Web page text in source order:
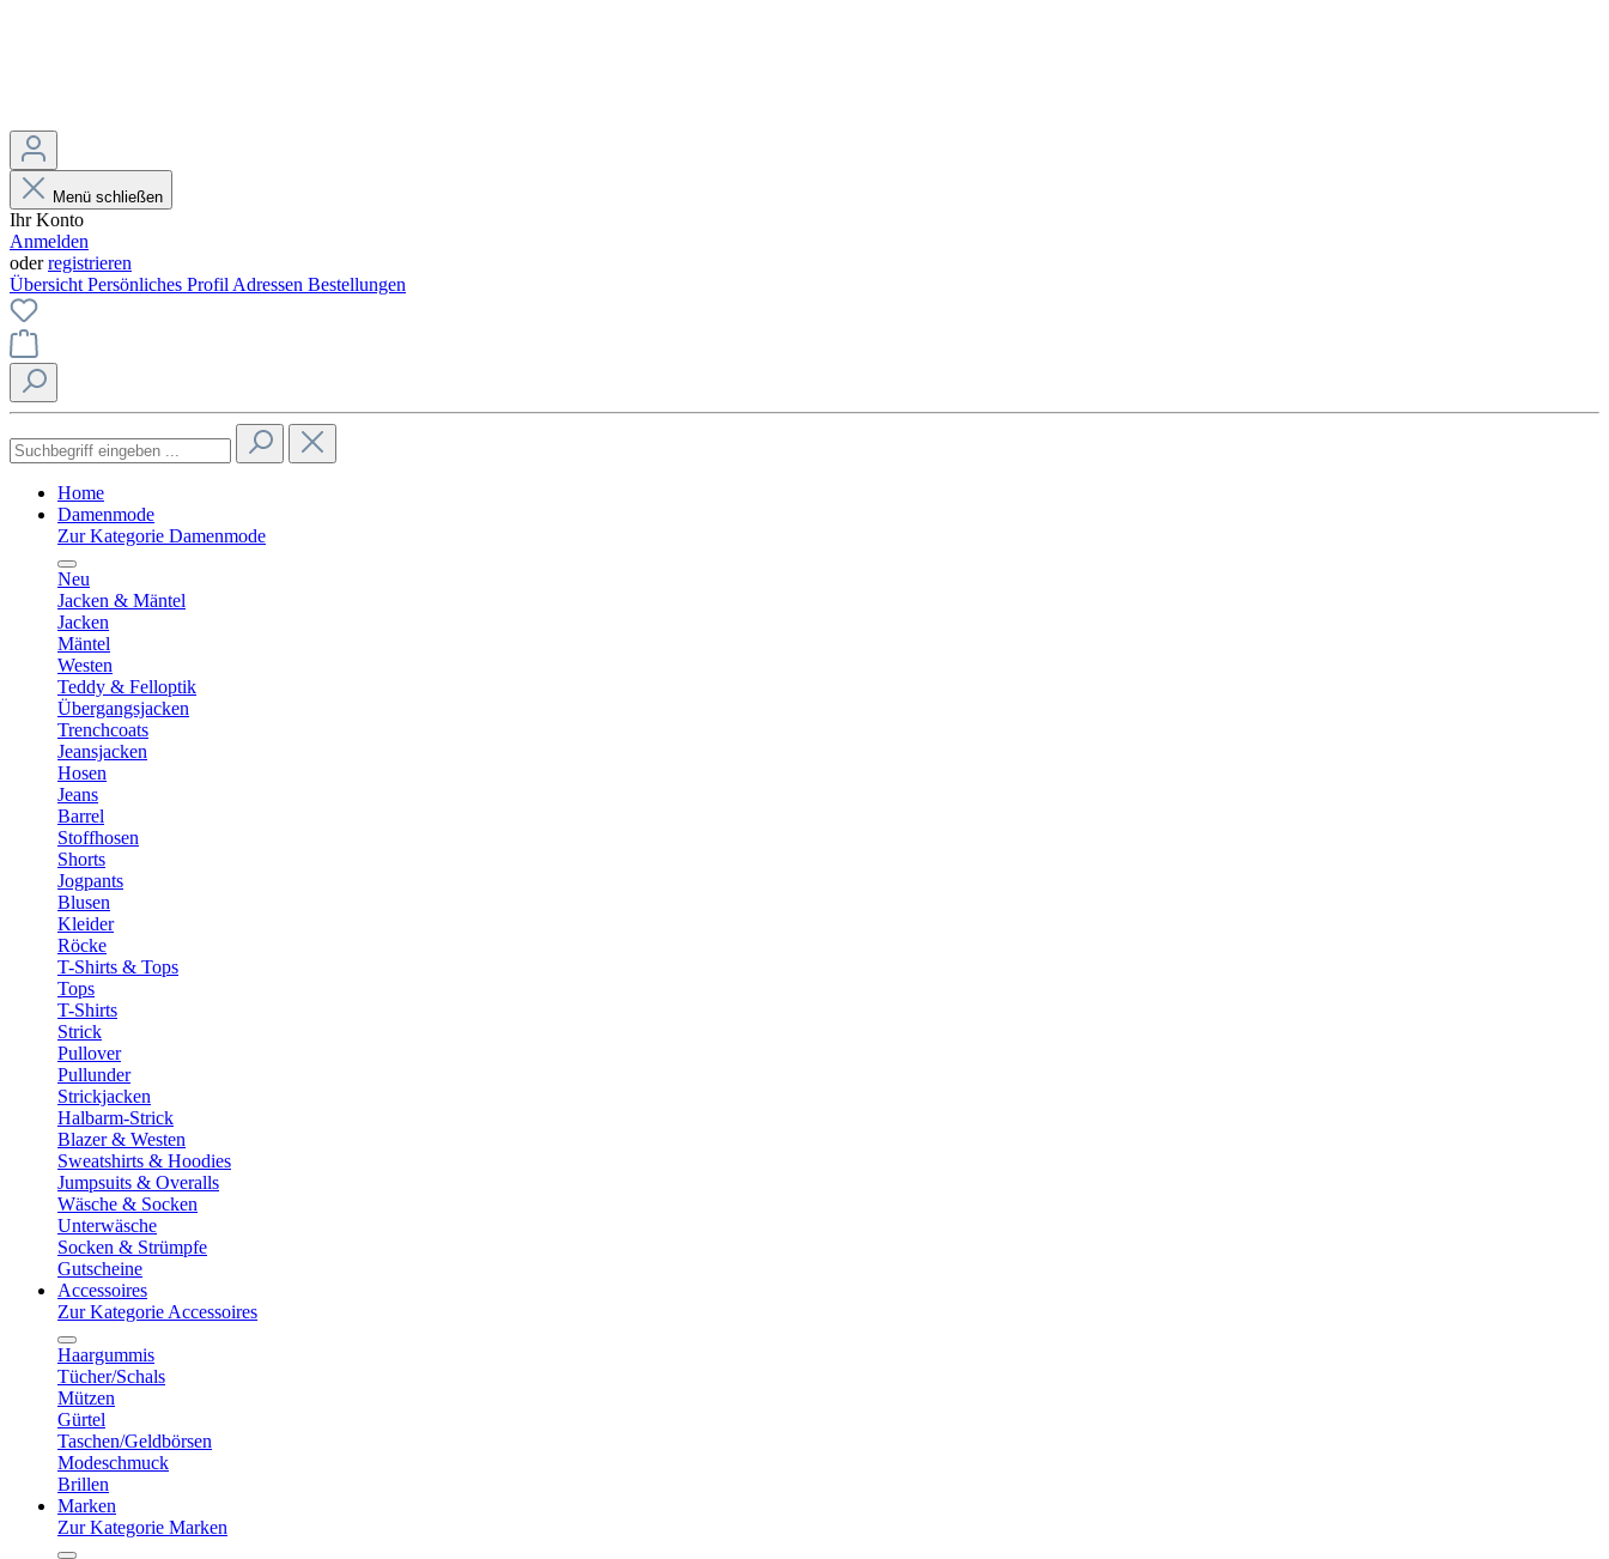
Menü schließen
Ihr Konto
Anmelden
oderregistrieren
Übersicht Persönliches Profil Adressen Bestellungen
Home
Damenmode
Zur Kategorie Damenmode
Neu
Jacken & Mäntel
Jacken
Mäntel
Westen
Teddy & Felloptik
Übergangsjacken
Trenchcoats
Jeansjacken
Hosen
Jeans
Barrel
Stoffhosen
Shorts
Jogpants
Blusen
Kleider
Röcke
T-Shirts & Tops
Tops
T-Shirts
Strick
Pullover
Pullunder
Strickjacken
Halbarm-Strick
Blazer & Westen
Sweatshirts & Hoodies
Jumpsuits & Overalls
Wäsche & Socken
Unterwäsche
Socken & Strümpfe
Gutscheine
Accessoires
Zur Kategorie Accessoires
Haargummis
Tücher/Schals
Mützen
Gürtel
Taschen/Geldbörsen
Modeschmuck
Brillen
Marken
Zur Kategorie Marken